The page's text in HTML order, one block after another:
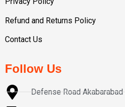
Refund and Returns Policy
Contact Us
Follow Us
Defense Road